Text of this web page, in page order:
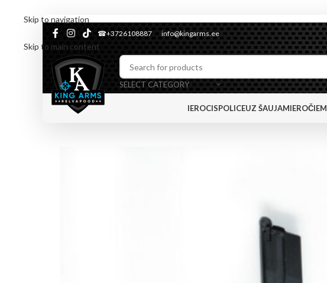
Skip to navigation
Skip to main content
☎+3726108887 info@kingarms.ee
SELECT CATEGORY
IEROCISPOLICEUZ ŠAUJAMIEROČIEM